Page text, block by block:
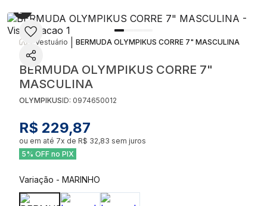
Vestuário BERMUDA OLYMPIKUS CORRE 7" MASCULINA
BERMUDA OLYMPIKUS CORRE 7"
MASCULINA
OLYMPIKUSID: 0974650012
R$ 229,87
ou em até 7x de R$ 32,83 sem juros
5% OFF no PIX
Variação - MARINHO